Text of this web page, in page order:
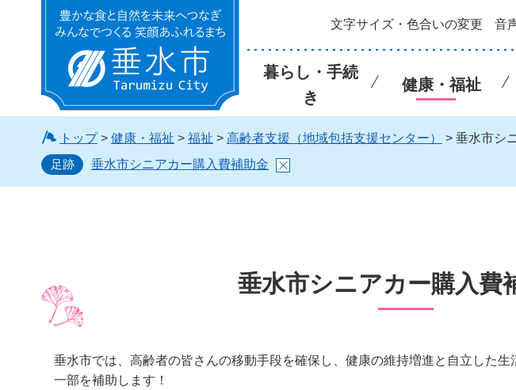
垂水市 文字サイズ・色合いの変更 音
暮らし・手続
き
健康・福祉
トップ> 健康・福祉 > 福祉 > 高齢者支援（地域包括支援センター）
> 垂水市シ
足跡
垂水市シニアカー購入費補助金
垂水市シニアカー購入費
垂水市では、高齢者の皆さんの移動手段を確保し、健康の維持増進と自立した
一部を補助します！